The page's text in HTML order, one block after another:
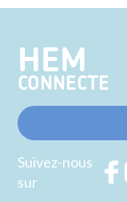
HEM
CONNECTE
Suivez-nous
sur